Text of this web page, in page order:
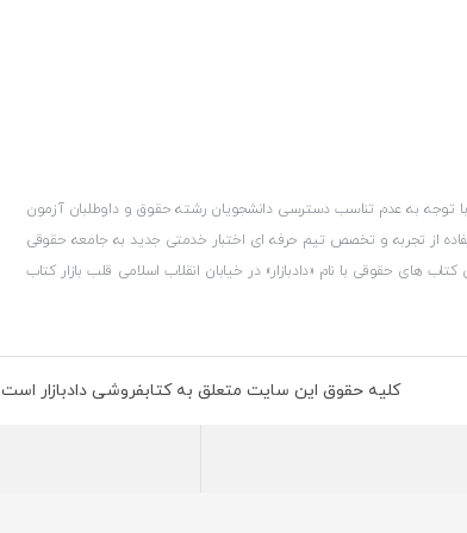
توجه به عدم تناسب دسترسی دانشجویان رشته حقوق و داوطلبان آزمون
از تجربه و تخصص تیم حرفه ای اختبار خدمتی جدید به جامعه حقوقی
های حقوقی با نام «دادبازار» در خیابان انقلاب اسلامی قلب بازار کتاب
وزارت صنعت، معدن و تجارت، نشان ملی ثبت رسانه های دیجیتال از
تلفیق آن با شناخت کامل نیازهای جامعه حقوقی کشور راه اندازی کردیم تا
کلیه حقوق این سایت متعلق به کتابفروشی دادبازار است